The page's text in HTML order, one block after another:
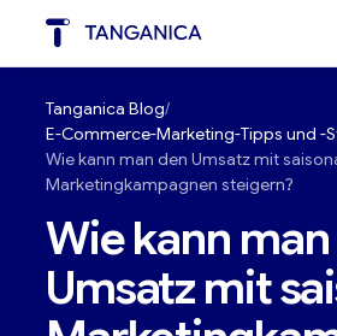
Tanganica Blog
E-Commerce-Marketing-Tipps und -
Wie kann man den Umsatz mit
Marketingkampagnen steigern?
Wie kann
Umsatz mit